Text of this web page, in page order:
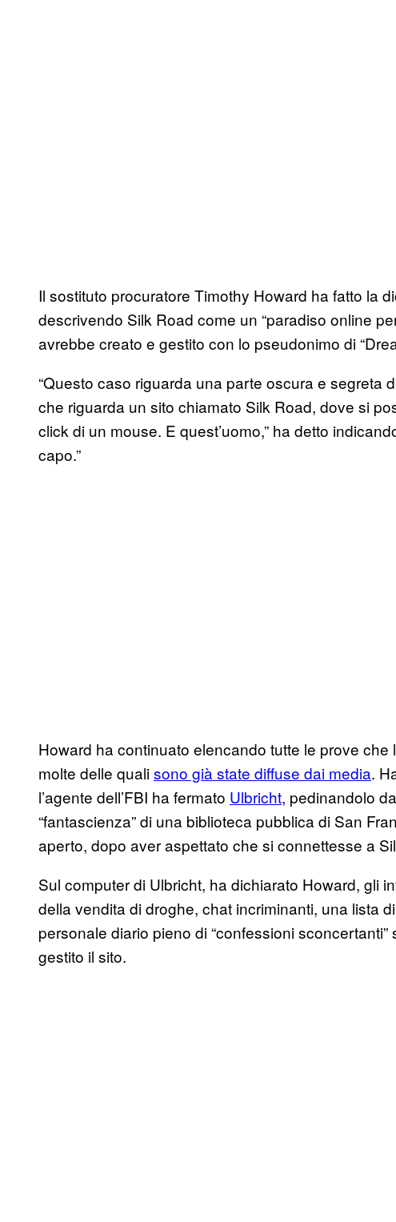
Il sostituto procuratore Timothy Howard ha fatto la
descrivendo Silk Road come un “paradiso online
avrebbe creato e gestito con lo pseudonimo di
“Questo caso riguarda una parte oscura e segreta
che riguarda un sito chiamato Silk Road, dove si
click di un mouse. E quest’uomo,” ha detto
capo.”
Howard ha continuato elencando tutte le prove che
molte delle qualisono già state diffuse dai media.
l’agente dell’FBI ha fermato Ulbricht, pedinandolo
“fantascienza” di una biblioteca pubblica di San
aperto, dopo aver aspettato che si connettesse a
Sul computer di Ulbricht, ha dichiarato Howard, gli
della vendita di droghe, chat incriminanti, una lista
personale diario pieno di “confessioni
gestito il sito.